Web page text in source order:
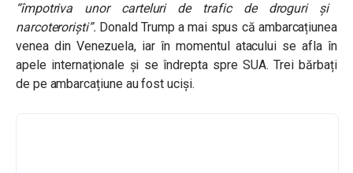
“împotriva unor carteluri de trafic de droguri și
narcoteroriști”. Donald Trump a mai spus că ambarcațiunea
venea din Venezuela, iar în momentul atacului se afla în
apele internaționale și se îndrepta spre SUA.Trei bărbați
de pe ambarcațiune au fost uciși.